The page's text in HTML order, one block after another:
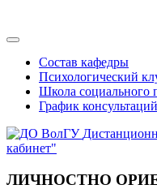
Состав кафедры
Психологический
Школа социального
График
кабинет"
ЛИЧНОСТНО